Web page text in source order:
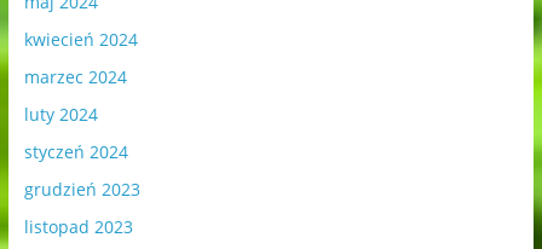
kwiecień 2024
marzec 2024
luty 2024
styczeń 2024
grudzień 2023
listopad 2023